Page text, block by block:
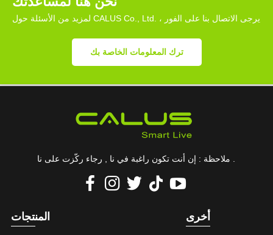
لمزيد من الأسئلة حول CALUS Co., Ltd. ، يرجى الاتصال بنا على الفور
ترك المعلومات الخاصة بك
المنتجات أخرى